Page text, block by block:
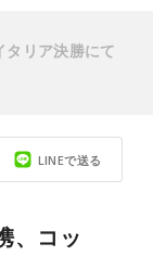
LINEで送る
、コッ
リア決勝にて